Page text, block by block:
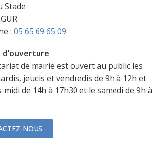
Stade
: 05 65 69 65 09
d’ouverture
de mairie est ouvert au public les
jeudis et vendredis de 9h à 12h et
midi de 14h à 17h30 et le samedi de 9h à
NOUS